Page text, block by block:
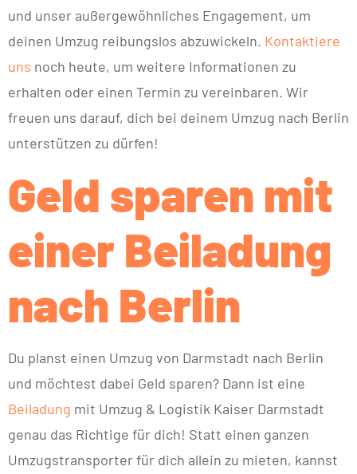
und unser außergewöhnliches Engagement, um
deinen Umzug reibungslos abzuwickeln. Kontaktiere
uns noch heute, um weitere Informationen zu
erhalten oder einen Termin zu vereinbaren. Wir
freuen uns darauf, dich bei deinem Umzug nach Berlin
unterstützen zu dürfen!
Geld sparen mit
einer Beiladung
nach Berlin
Du planst einen Umzug von Darmstadt nach Berlin
und möchtest dabei Geld sparen? Dann ist eine
Beiladung mit Umzug & Logistik Kaiser Darmstadt
genau das Richtige für dich! Statt einen ganzen
Umzugstransporter für dich allein zu mieten, kannst